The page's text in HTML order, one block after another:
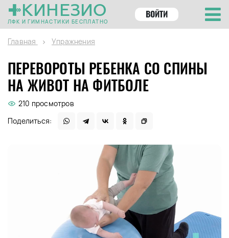
КИНЕЗИО
ЛФК И ГИМНАСТИКИ БЕСПЛАТНО
ВОЙТИ
Главная Упражнения
ПЕРЕВОРОТЫ РЕБЕНКА СО СПИНЫ
НА ЖИВОТ НА ФИТБОЛЕ
210 просмотров
Поделиться: